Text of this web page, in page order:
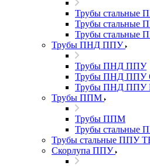
Трубы стальные
Трубы стальные
Трубы стальные
Трубы ПНД ППУ
Трубы ПНД ППУ
Трубы ПНД ППУ
Трубы ПНД ППУ
Трубы ППМ
Трубы ППМ
Трубы стальные
Трубы стальные ППУ
Скорлупа ППУ